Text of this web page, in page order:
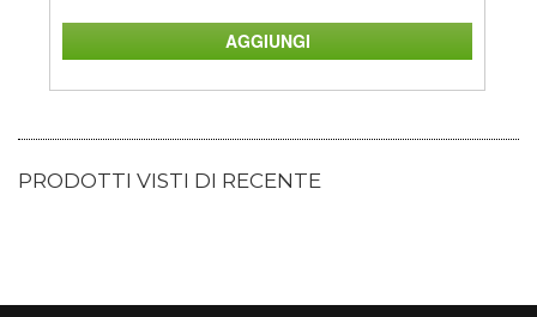
PRODOTTI VISTI DI RECENTE